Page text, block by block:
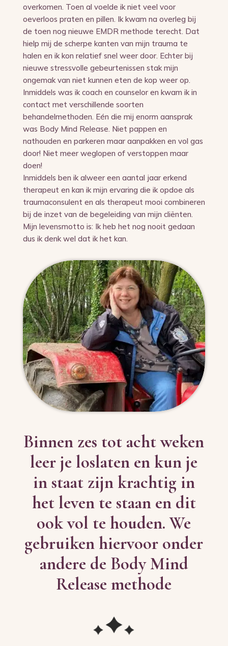
overkomen. Toen al voelde ik niet veel voor
oeverloos praten en pillen. Ik kwam na overleg bij
de toen nog nieuwe EMDR methode terecht. Dat
hielp mij de scherpe kanten van mijn trauma te
halen en ik kon relatief snel weer door. Echter bij
nieuwe stressvolle gebeurtenissen stak mijn
ongemak van niet kunnen eten de kop weer op.
Inmiddels was ik coach en counselor en kwam ik in
contact met verschillende soorten
behandelmethoden. Eén die mij enorm aansprak
was Body Mind Release. Niet pappen en
nathouden en parkeren maar aanpakken en vol gas
door! Niet meer weglopen of verstoppen maar
doen!
Inmiddels ben ik alweer een aantal jaar erkend
therapeut en kan ik mijn ervaring die ik opdoe als
traumaconsulent en als therapeut mooi combineren
bij de inzet van de begeleiding van mijn cliënten.
Mijn levensmotto is: Ik heb het nog nooit gedaan
dus ik denk wel dat ik het kan.
Binnen zes tot acht weken
leer je loslaten en kun je
in staat zijn krachtig in
het leven te staan en dit
ook vol te houden. We
gebruiken hiervoor onder
andere de Body Mind
Release methode